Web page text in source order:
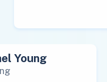
Young